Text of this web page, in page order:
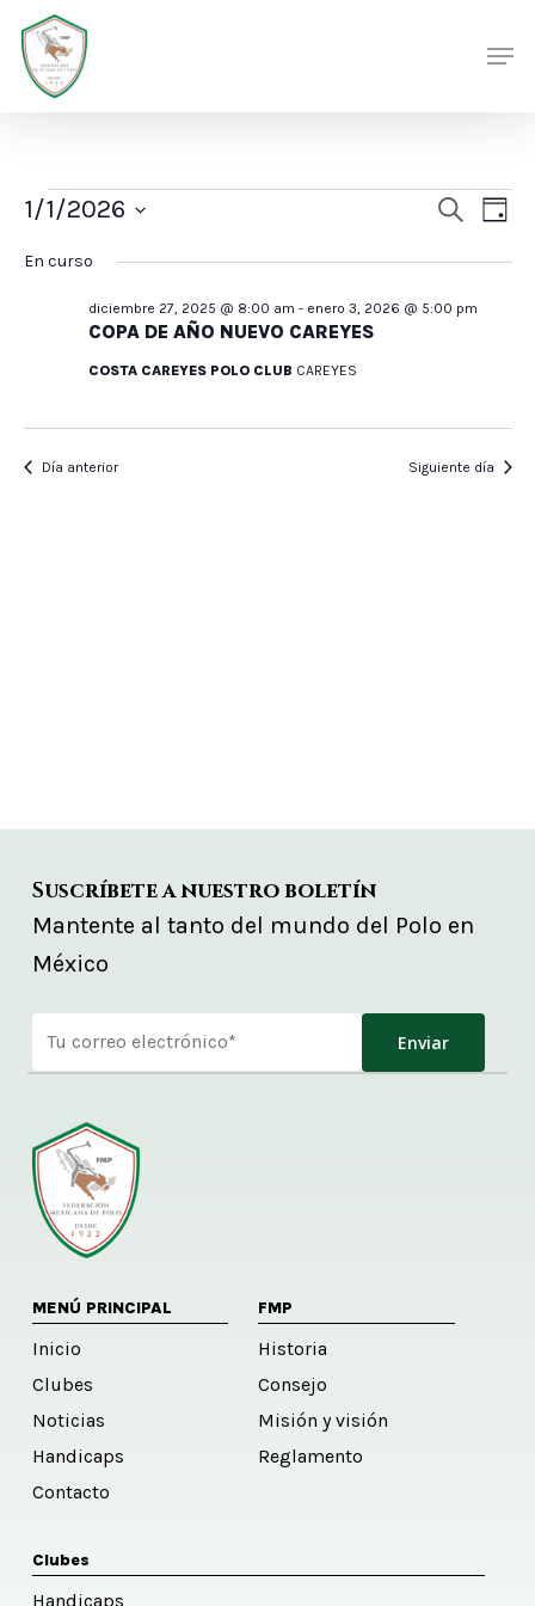
Skip
main
Eventos
en
enero
2026
y
Buscar
Día
1/1/2026
En curso
COPA DE AÑO NUEVO CAREYES
diciembre 27, 2025 @ 8:00 am - enero 3, 2026 @ 5:00 pm
COSTA CAREYES POLO CLUB CAREYES
Día anterior Siguiente día
Suscríbete a nuestro boletín
Mantente al tanto del mundo del Polo en
México
MENÚ PRINCIPAL
Inicio
Clubes
Noticias
Handicaps
Contacto
FMP
Historia
Consejo
Misión y visión
Reglamento
Clubes
Handicaps